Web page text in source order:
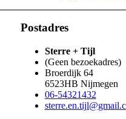
Postadres
Sterre + Tijl
(Geen bezoekadres)
Broerdijk 64
6523HB Nijmegen
06-54321432